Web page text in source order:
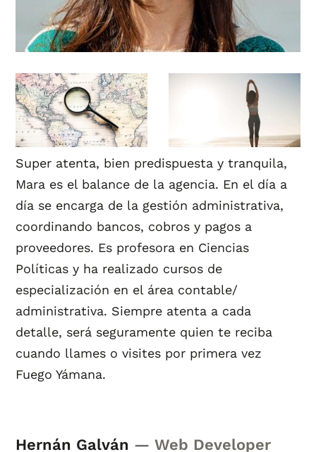
Super atenta, bien predispuesta y tranquila,
Mara es el balance de la agencia. En el día a
día se encarga de la gestión administrativa,
coordinando bancos, cobros y pagos a
proveedores. Es profesora en Ciencias
Políticas y ha realizado cursos de
especialización en el área contable/
administrativa. Siempre atenta a cada
detalle, será seguramente quien te reciba
cuando llames o visites por primera vez
Fuego Yámana.
Hernán Galván — Web Developer